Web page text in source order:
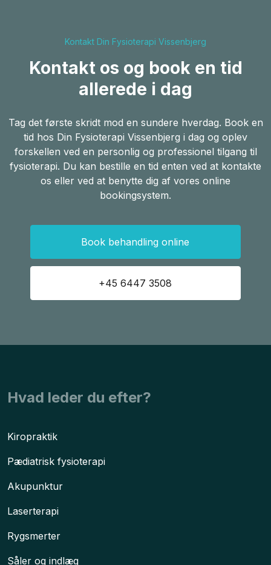
Kontakt Din Fysioterapi Vissenbjerg
Kontakt os og book en tid
allerede i dag
Tag det første skridt mod en sundere hverdag. Book en
tid hos Din Fysioterapi Vissenbjerg i dag og oplev
forskellen ved en personlig og professionel tilgang til
fysioterapi. Du kan bestille en tid enten ved at kontakte
os eller ved at benytte dig af vores online
bookingsystem.
Book behandling online
+45 6447 3508
​Hvad leder du efter?
Kiropraktik
Pædiatrisk fysioterapi
Akupunktur
Laserterapi
​Rygsmerter
Såler og indlæg